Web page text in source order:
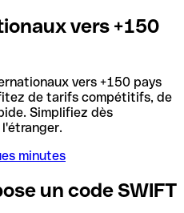
vers +150
vers +150 pays
de tarifs compétitifs, de
Simplifiez dès
minutes
un code SWIFT